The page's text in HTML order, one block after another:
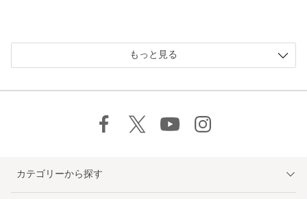
もっと見る
カテゴリーから探す